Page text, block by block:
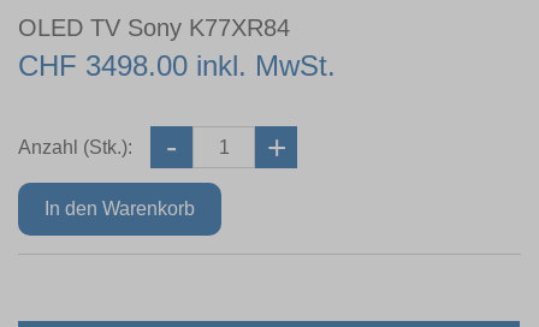
OLED TV Sony K77XR84
CHF 3498.00 inkl. MwSt.
Anzahl (Stk.):